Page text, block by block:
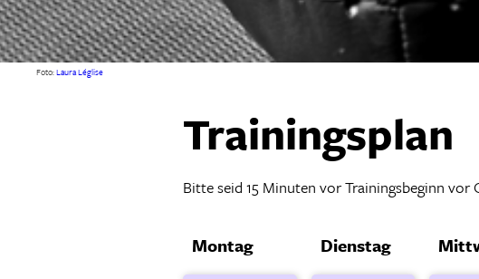
Foto:Laura Léglise
Trainingsplan
Bitte seid 15 Minuten vor Trainingsbeginn
Montag Dienstag